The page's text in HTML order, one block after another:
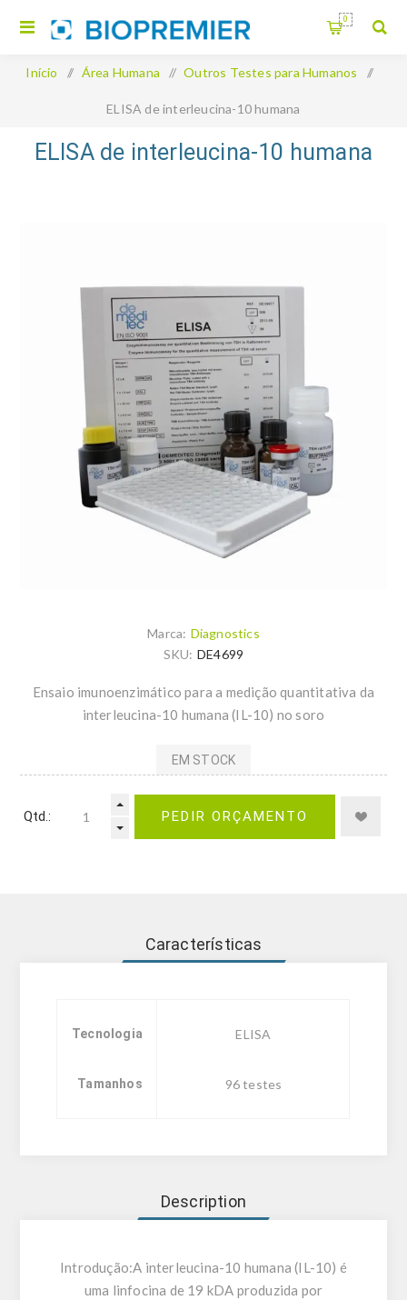
0
Início / Área Humana / Outros Testes para Humanos /
ELISA de interleucina-10 humana
ELISA de interleucina-10 humana
Marca: Diagnostics
SKU: DE4699
Ensaio imunoenzimático para a medição quantitativa da
interleucina-10 humana (IL-10) no soro
EM STOCK
Qtd.: PEDIR ORÇAMENTO
Características
Tecnologia ELISA
Tamanhos 96 testes
Description
Introdução:A interleucina-10 humana (IL-10) é
uma linfocina de 19 kDA produzida por